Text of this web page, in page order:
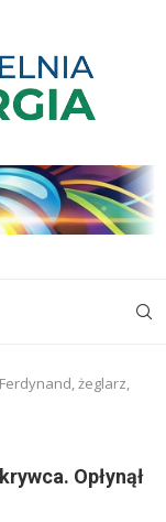
żeglarz,
Opłynął